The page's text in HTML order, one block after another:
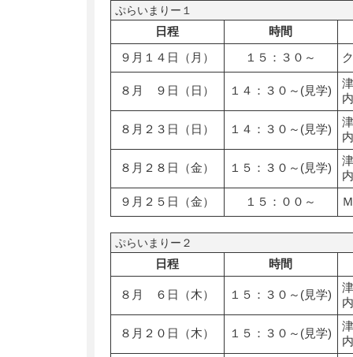
ぷらいまりー１
日程
時間
９月１４日（月）
１５：３０～
８月 ９日（日） １４：３０～(見学)
８月２３日（日） １４：３０～(見学)
８月２８日（金） １５：３０～(見学)
９月２５日（金）
１５：００～
ぷらいまりー２
日程 時間
８月 ６日（木） １５：３０～(見学)
８月２０日（木） １５：３０～(見学)